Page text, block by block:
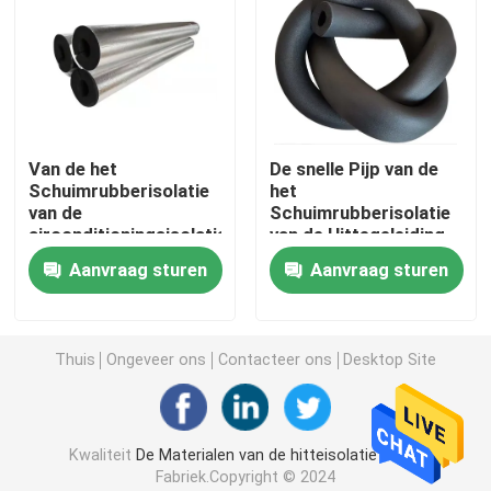
EPS-sandwichpaneel
XPS-Isolatieraad
Waterdichtingsmembraan
De rubberpijp van de schuimisolatie
De Buis van de rotswol
Van de het
Schuimrubberisolatie
van de
airconditioningsisolatie
B1 de Pijpvlam -
vertragerAanvraag sturen
De snelle Pijp van de
het
Schuimrubberisolatie
van de Hittegeleiding
Vochtbestendige B2
Aanvraag sturen
Thuis Ongeveer ons Contacteer ons Desktop Site
Kwaliteit De Materialen van de hitteisolatieChina
Fabriek.Copyright © 2024